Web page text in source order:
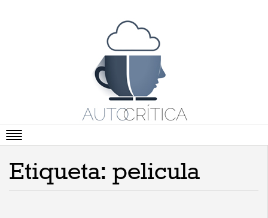
Artículos
Etiqueta: pelicula